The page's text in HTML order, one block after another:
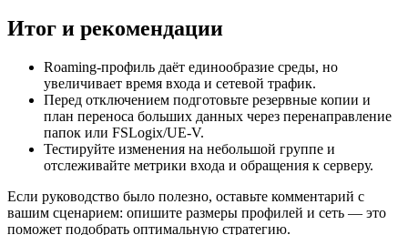
Итог и рекомендации
Roaming‑профиль даёт единообразие среды, но
увеличивает время входа и сетевой трафик.
Перед отключением подготовьте резервные копии и
план переноса больших данных через перенаправление
папок или FSLogix/UE‑V.
Тестируйте изменения на небольшой группе и
отслеживайте метрики входа и обращения к серверу.
Если руководство было полезно, оставьте комментарий с
вашим сценарием: опишите размеры профилей и сеть — это
поможет подобрать оптимальную стратегию.